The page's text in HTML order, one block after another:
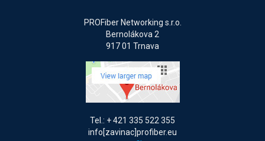
PROFiber Networking s.r.o.
Bernolákova 2
917 01 Trnava
Tel.: + 421 335 522 355
info[zavinac]profiber.eu